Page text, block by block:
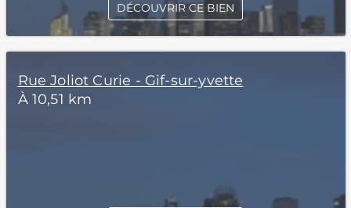
DÉCOUVRIR CE BIEN
Rue Joliot Curie - Gif-sur-yvette
À 10,51 km